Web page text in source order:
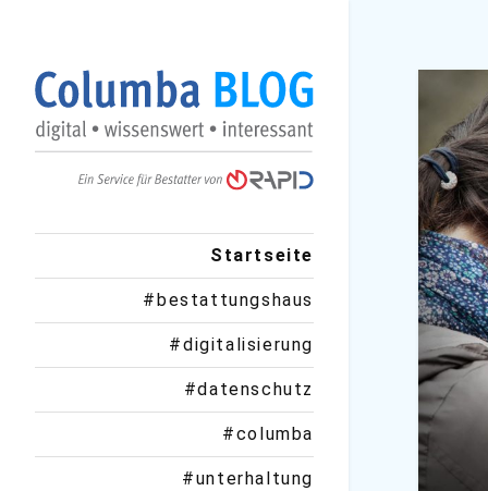
Startseite
#bestattungshaus
#digitalisierung
#datenschutz
#columba
#unterhaltung